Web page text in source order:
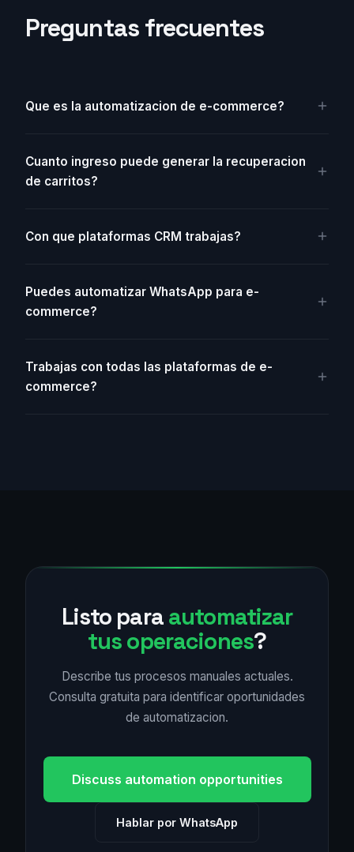
Preguntas frecuentes
Que es la automatizacion de e-commerce?
Cuanto ingreso puede generar la recuperacion
de carritos?
Con que plataformas CRM trabajas?
Puedes automatizar WhatsApp para e-
commerce?
Trabajas con todas las plataformas de e-
commerce?
Listo paraautomatizar
tus operaciones?
Describe tus procesos manuales actuales.
Consulta gratuita para identificar oportunidades
de automatizacion.
Discuss automation opportunities
Hablar por WhatsApp